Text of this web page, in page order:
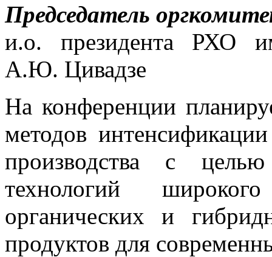
Председатель
и.о. президента РХО
А.Ю. Цивадзе
На конференции
методов
производства с
технологий
органических и
продуктов для